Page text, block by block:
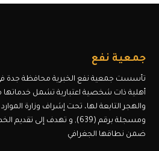
جمعية نفع
أهلية ذات شخصية اعتبارية تشمل خدماتها
والهجر التابعة لها، تحت إشراف وزارة
ومسجلة برقم (639), و تهدف إلى
ضمن نطاقها الجغرافي